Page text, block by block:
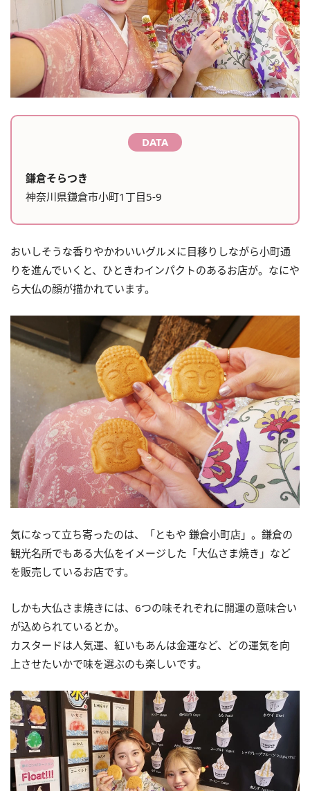
DATA
鎌倉そらつき
神奈川県鎌倉市小町1丁目5-9
おいしそうな香りやかわいいグルメに目移りしながら小町通
りを進んでいくと、ひときわインパクトのあるお店が。なにや
ら大仏の顔が描かれています。
気になって立ち寄ったのは、「ともや 鎌倉小町店」。鎌倉の
観光名所でもある大仏をイメージした「大仏さま焼き」など
を販売しているお店です。
しかも大仏さま焼きには、6つの味それぞれに開運の意味合い
が込められているとか。
カスタードは人気運、紅いもあんは金運など、どの運気を向
上させたいかで味を選ぶのも楽しいです。